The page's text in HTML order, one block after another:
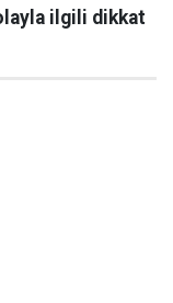
ilgili dikkat